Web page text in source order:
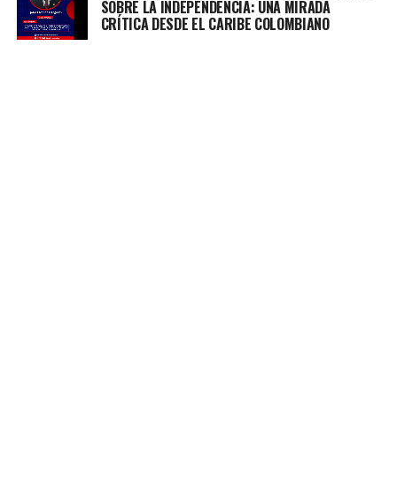
SOBRE LA INDEPENDENCIA: UNA MIRADA
CRÍTICA DESDE EL CARIBE COLOMBIANO